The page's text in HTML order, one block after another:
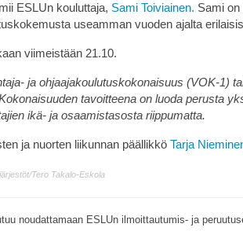
ESLUn kouluttaja, Sami Toiviainen. Sami
useamman vuoden ajalta
viimeistään 21.10.
ja ohjaajakoulutuskokonaisuus (VOK-1)
tavoitteena on luoda perusta
ikä- ja osaamistasosta riippumatta.
ja nuorten liikunnan päällikköTarja
Tero Takalo-Eskola
noudattamaan ESLUn ilmoittautumis- ja